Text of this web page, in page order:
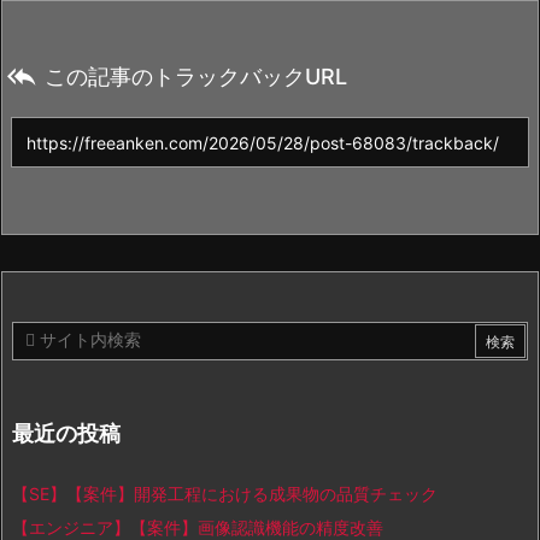
 この記事のトラックバックURL
最近の投稿
【SE】【案件】開発工程における成果物の品質チェック
【エンジニア】【案件】画像認識機能の精度改善